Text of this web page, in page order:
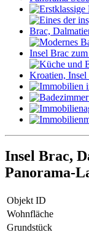
Insel Brac,
Panorama-
Objekt ID
Wohnfläche
Grundstück